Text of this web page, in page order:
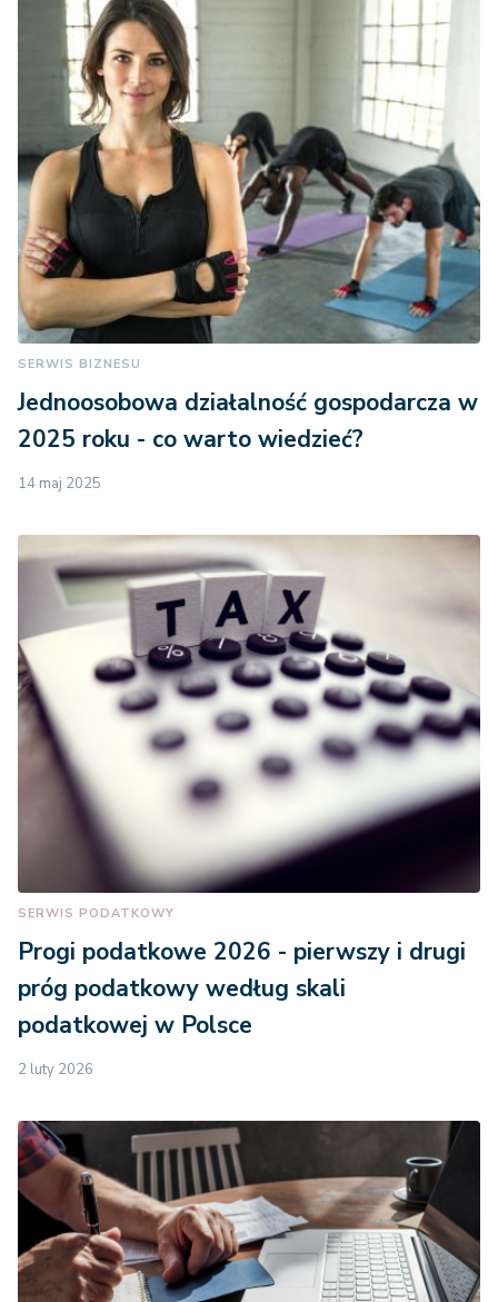
SERWIS BIZNESU
Jednoosobowa działalność gospodarcza w
2025 roku - co warto wiedzieć?
14 maj 2025
SERWIS PODATKOWY
Progi podatkowe 2026 - pierwszy i drugi
próg podatkowy według skali
podatkowej w Polsce
2 luty 2026